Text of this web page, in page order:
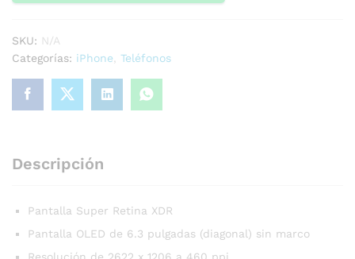
SKU: N/A
Categorías: iPhone Teléfonos
Descripción
Pantalla Super Retina XDR
Pantalla OLED de 6.3 pulgadas (diagonal) sin marco